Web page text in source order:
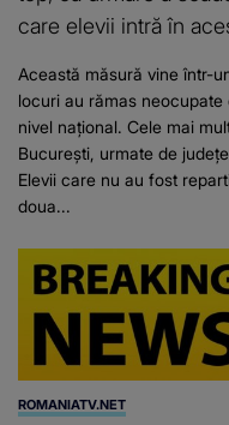
care elevii intră în
Această măsură vine într-
locuri au rămas
nivel național. Cele mai
București, urmate de
Elevii care nu au fost
doua...
ROMANIATV.NET